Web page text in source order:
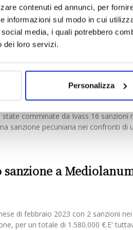
contenuti ed annunci, per
informazioni sul modo in cui
media, i quali potrebbero
dei loro servizi.
Personalizza
comminate da Ivass 8 sanzioni
pecuniarie - ciascuna di euro
nei confronti degli
comminate da Ivass 16 sanzioni
sanzione pecuniaria nei confronti di
sanzione a
di febbraio 2023 con 2 sanzioni
per un totale di 1.580.000 €.E'